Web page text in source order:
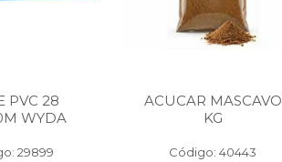
PVC 28
WYDA
29899
ACUCAR MASCAVO
KG
Código: 40443